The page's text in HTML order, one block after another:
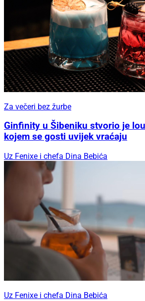
Za večeri bez žurbe
Ginfinity u Šibeniku stvorio je
kojem se gosti uvijek vraćaju
Uz Fenixe i chefa Dina Bebića
Uz Fenixe i chefa Dina Bebića